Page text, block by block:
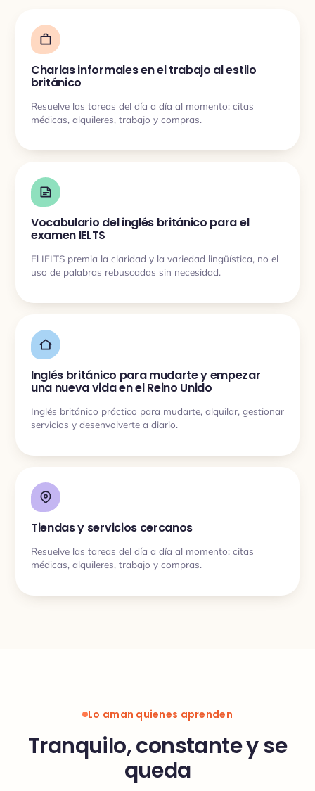
Charlas informales en el trabajo al estilo
británico
Resuelve las tareas del día a día al momento: citas
médicas, alquileres, trabajo y compras.
Vocabulario del inglés británico para el
examen IELTS
El IELTS premia la claridad y la variedad lingüística, no el
uso de palabras rebuscadas sin necesidad.
Inglés británico para mudarte y empezar
una nueva vida en el Reino Unido
Inglés británico práctico para mudarte, alquilar, gestionar
servicios y desenvolverte a diario.
Tiendas y servicios cercanos
Resuelve las tareas del día a día al momento: citas
médicas, alquileres, trabajo y compras.
Lo aman quienes aprenden
Tranquilo, constante y se
queda